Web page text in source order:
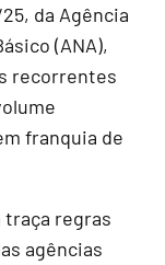
da Agência
(ANA),
recorrentes
franquia de
regras
agências